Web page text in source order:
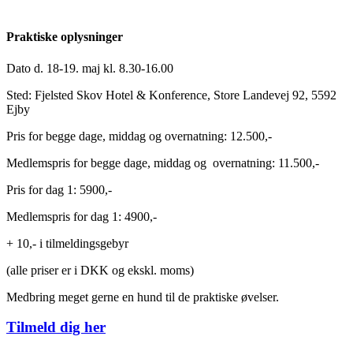
Praktiske oplysninger
Dato d. 18-19. maj kl. 8.30-16.00
Sted: Fjelsted Skov Hotel & Konference, Store Landevej 92, 5592
Ejby
Pris for begge dage, middag og overnatning: 12.500,-
Medlemspris for begge dage, middag og overnatning: 11.500,-
Pris for dag 1: 5900,-
Medlemspris for dag 1: 4900,-
+ 10,- i tilmeldingsgebyr
(alle priser er i DKK og ekskl. moms)
Medbring meget gerne en hund til de praktiske øvelser.
Tilmeld dig her